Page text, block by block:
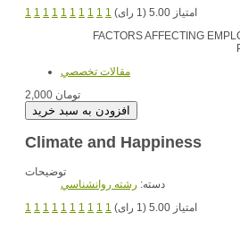
1 1 1 1 1 1 1 1 1 1
امتیاز 5.00 (1 رای)
FACTORS AFFECTING
مقالات تخصصي
2,000 تومان
Climate and Happiness
توضیحات
دسته: رشته روانشناسي
1 1 1 1 1 1 1 1 1 1
امتیاز 5.00 (1 رای)